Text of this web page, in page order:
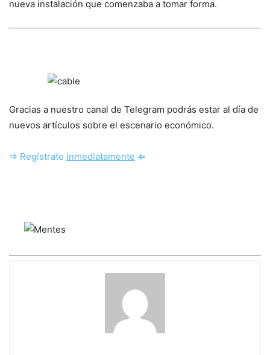
nueva instalación que comenzaba a tomar forma.
Gracias a nuestro canal de Telegram podrás estar al día de
nuevos artículos sobre el escenario económico.
⇒ Regístrate inmediatamente ⇐